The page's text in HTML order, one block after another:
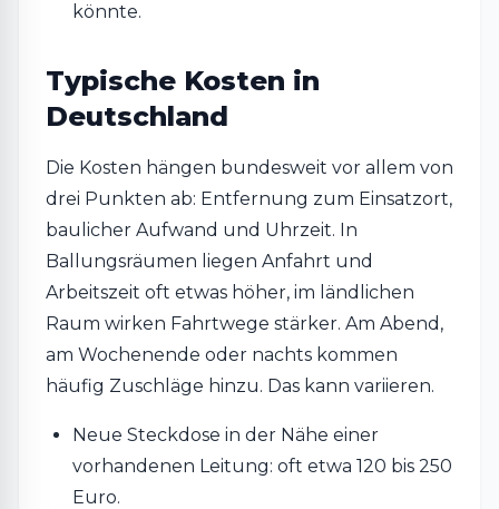
könnte.
Typische Kosten in
Deutschland
Die Kosten hängen bundesweit vor allem von
drei Punkten ab: Entfernung zum Einsatzort,
baulicher Aufwand und Uhrzeit. In
Ballungsräumen liegen Anfahrt und
Arbeitszeit oft etwas höher, im ländlichen
Raum wirken Fahrtwege stärker. Am Abend,
am Wochenende oder nachts kommen
häufig Zuschläge hinzu. Das kann variieren.
Neue Steckdose in der Nähe einer
vorhandenen Leitung: oft etwa 120 bis 250
Euro.